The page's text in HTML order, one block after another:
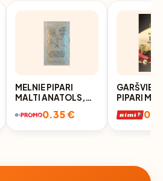
MELNIE PIPARI
MALTI ANATOLS,
0.35 €
PIPARI